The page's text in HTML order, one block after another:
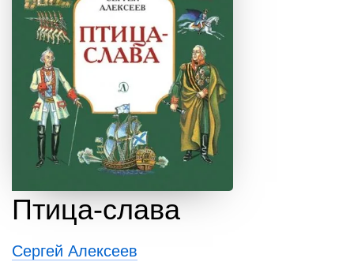
Птица-слава
Сергей Алексеев